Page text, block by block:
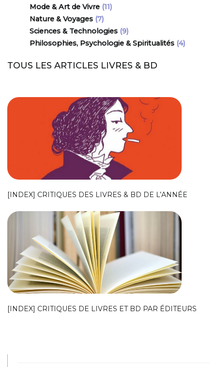
Mode & Art de Vivre (11)
Nature & Voyages (7)
Sciences & Technologies (9)
Philosophies, Psychologie & Spiritualités (4)
TOUS LES ARTICLES LIVRES & BD
[INDEX] CRITIQUES DES LIVRES & BD DE L’ANNÉE
[INDEX] CRITIQUES DE LIVRES ET BD PAR ÉDITEURS